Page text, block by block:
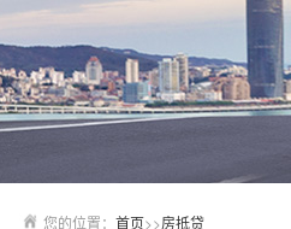
您的位置： 首页>>房抵贷